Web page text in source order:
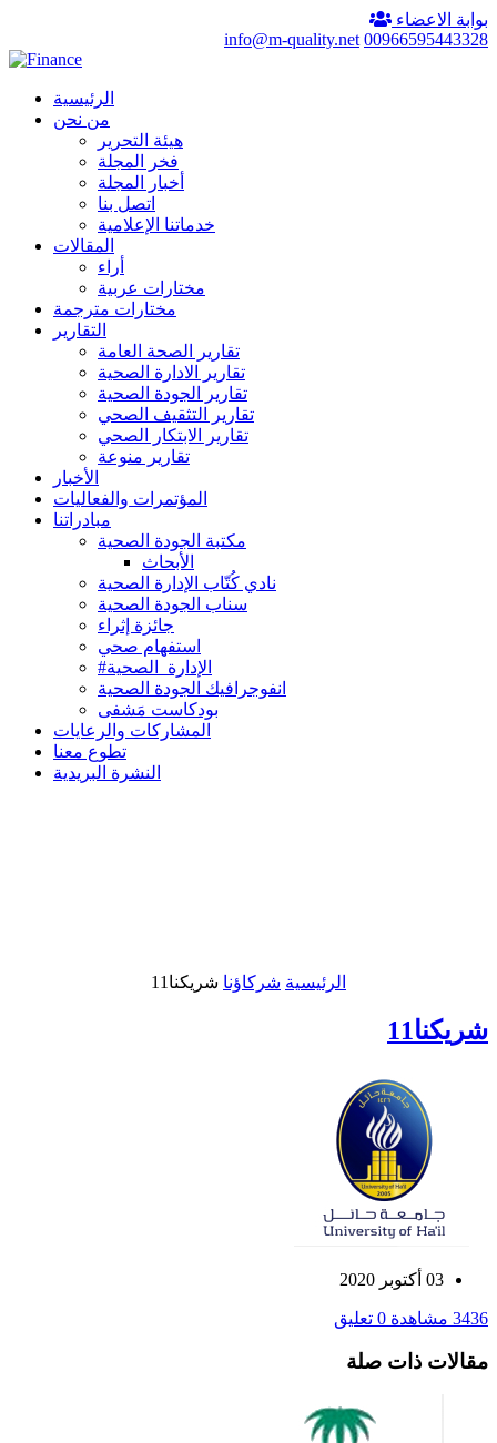
بوابة الاعضاء
00966595443328
info@m-quality.net
الرئيسية
من نحن
هيئة التحرير
فخر المجلة
أخبار المجلة
اتصل بنا
خدماتنا الإعلامية
المقالات
أراء
مختارات عربية
مختارات مترجمة
التقارير
تقارير الصحة العامة
تقارير الادارة الصحية
تقارير الجودة الصحية
تقارير التثقيف الصحي
تقارير الابتكار الصحي
تقارير منوعة
الأخبار
المؤتمرات والفعاليات
مبادراتنا
مكتبة الجودة الصحية
الأبحاث
نادي كُتّاب الإدارة الصحية
سناب الجودة الصحية
جائزة إثراء
استفهام صحي
#الإدارة_الصحية
انفوجرافيك الجودة الصحية
بودكاست مَشفى
المشاركات والرعايات
تطوع معنا
النشرة البريدية
الرئيسية شركاؤنا شريكنا11
شريكنا11
03 أكتوبر 2020
3436 مشاهدة 0 تعليق
مقالات ذات صلة